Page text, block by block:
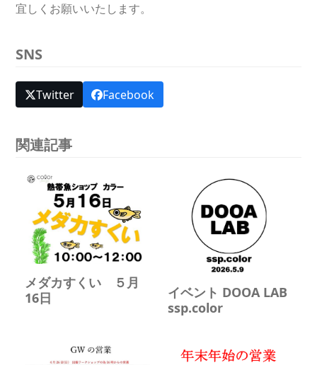
宜しくお願いいたします。
SNS
Twitter Facebook
関連記事
メダカすくい ５月
16日
イベント DOOA LAB
ssp.color